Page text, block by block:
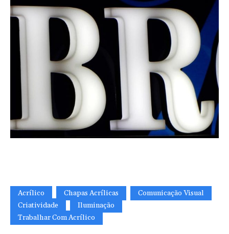
Acrílico Chapas Acrílicas
Comunicação Visual
Criatividade
Iluminação
Trabalhar Com Acrílico